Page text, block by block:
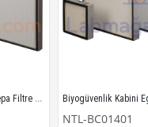
Biyogüvenlik Kabini Hücre Hepa Filtre H14 (EN1822)
NTL-BC01401